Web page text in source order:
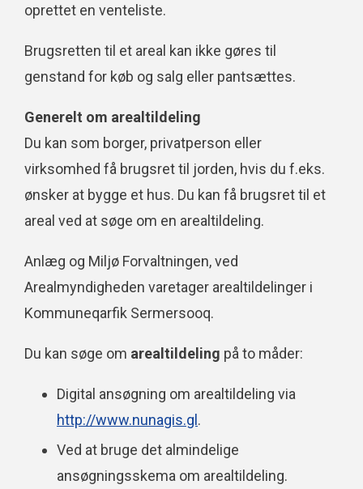
oprettet en venteliste.
Brugsretten til et areal kan ikke gøres til
genstand for køb og salg eller pantsættes.
Generelt om arealtildeling
Du kan som borger, privatperson eller
virksomhed få brugsret til jorden, hvis du f.eks.
ønsker at bygge et hus. Du kan få brugsret til et
areal ved at søge om en arealtildeling.
Anlæg og Miljø Forvaltningen, ved
Arealmyndigheden varetager arealtildelinger i
Kommuneqarfik Sermersooq.
Du kan søge om arealtildeling på to måder:
Digital ansøgning om arealtildeling via
http://www.nunagis.gl.
Ved at bruge det almindelige
ansøgningsskema om arealtildeling.